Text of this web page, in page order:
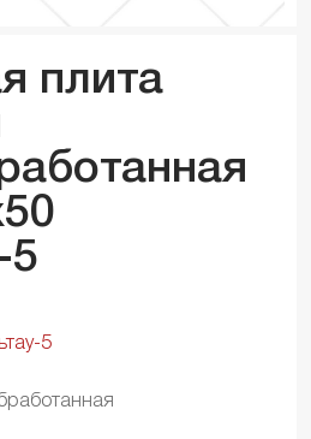
плита
50
5
5